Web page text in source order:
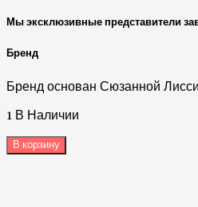
Мы эксклюзивные представители
Бренд
Бренд основан Сюзанной
1 В Наличии
В корзину